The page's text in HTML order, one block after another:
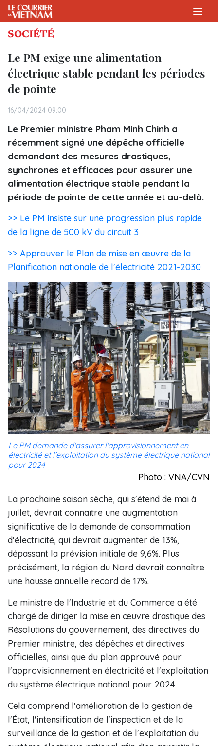
SOCIÉTÉ
Le PM exige une alimentation
électrique stable pendant les périodes
de pointe
16/04/2024 09:00
Le Premier ministre Pham Minh Chinh a
récemment signé une dépêche officielle
demandant des mesures drastiques,
synchrones et efficaces pour assurer une
alimentation électrique stable pendant la
période de pointe de cette année et au-delà.
>> Le PM insiste sur une progression plus rapide
de la ligne de 500 kV du circuit 3
>> Approuver le Plan de mise en œuvre de la
Planification nationale de l'électricité 2021-2030
Le PM demande d'assurer l'approvisionnement en
électricité et l'exploitation du système électrique national
pour 2024
Photo : VNA/CVN
La prochaine saison sèche, qui s'étend de mai à
juillet, devrait connaître une augmentation
significative de la demande de consommation
d'électricité, qui devrait augmenter de 13%,
dépassant la prévision initiale de 9,6%. Plus
précisément, la région du Nord devrait connaître
une hausse annuelle record de 17%.
Le ministre de l'Industrie et du Commerce a été
chargé de diriger la mise en œuvre drastique des
Résolutions du gouvernement, des directives du
Premier ministre, des dépêches et directives
officielles, ainsi que du plan approuvé pour
l'approvisionnement en électricité et l'exploitation
du système électrique national pour 2024.
Cela comprend l'amélioration de la gestion de
l'État, l'intensification de l'inspection et de la
surveillance de la gestion et de l'exploitation du